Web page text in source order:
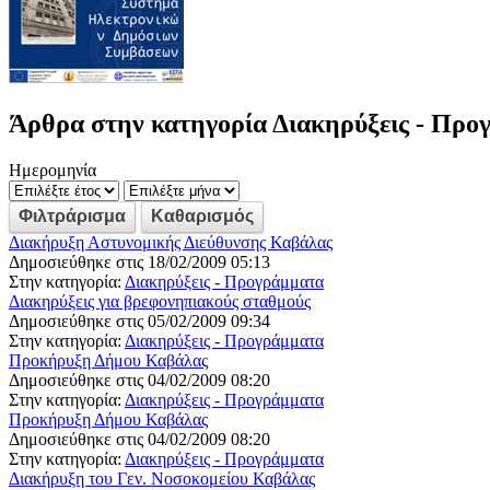
Άρθρα στην κατηγορία Διακηρύξεις -
Ημερομηνία
Διακήρυξη Αστυνομικής Διεύθυνσης Καβάλας
Δημοσιεύθηκε στις 18/02/2009 05:13
Στην κατηγορία: Διακηρύξεις - Προγράμματα
Διακηρύξεις για βρεφονηπιακούς σταθμούς
Δημοσιεύθηκε στις 05/02/2009 09:34
Στην κατηγορία: Διακηρύξεις - Προγράμματα
Προκήρυξη Δήμου Καβάλας
Δημοσιεύθηκε στις 04/02/2009 08:20
Στην κατηγορία: Διακηρύξεις - Προγράμματα
Προκήρυξη Δήμου Καβάλας
Δημοσιεύθηκε στις 04/02/2009 08:20
Στην κατηγορία: Διακηρύξεις - Προγράμματα
Διακήρυξη του Γεν. Νοσοκομείου Καβάλας